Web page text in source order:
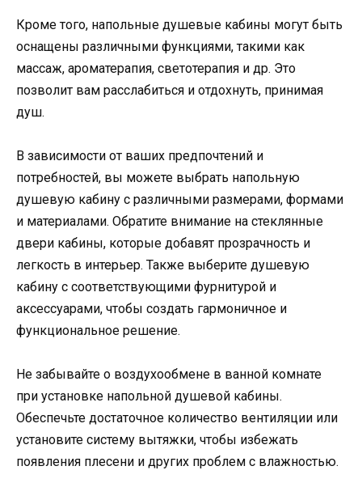
Кроме того, напольные душевые кабины могут быть
оснащены различными функциями, такими как
массаж, ароматерапия, светотерапия и др. Это
позволит вам расслабиться и отдохнуть, принимая
душ.
В зависимости от ваших предпочтений и
потребностей, вы можете выбрать напольную
душевую кабину с различными размерами, формами
и материалами. Обратите внимание на стеклянные
двери кабины, которые добавят прозрачность и
легкость в интерьер. Также выберите душевую
кабину с соответствующими фурнитурой и
аксессуарами, чтобы создать гармоничное и
функциональное решение.
Не забывайте о воздухообмене в ванной комнате
при установке напольной душевой кабины.
Обеспечьте достаточное количество вентиляции или
установите систему вытяжки, чтобы избежать
появления плесени и других проблем с влажностью.